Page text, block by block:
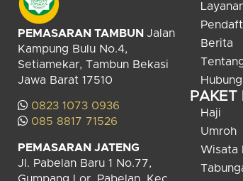
PEMASARAN TAMBUNJalan
Kampung Bulu No.4,
Setiamekar, Tambun Bekasi
Jawa Barat 17510
0823 1073 0936
085 8817 71526
PEMASARAN JATENG
Jl. Pabelan Baru 1 No.77,
Gumpang Lor, Pabelan, Kec.
Berita
PAKET
Haji
Umroh
Wisata